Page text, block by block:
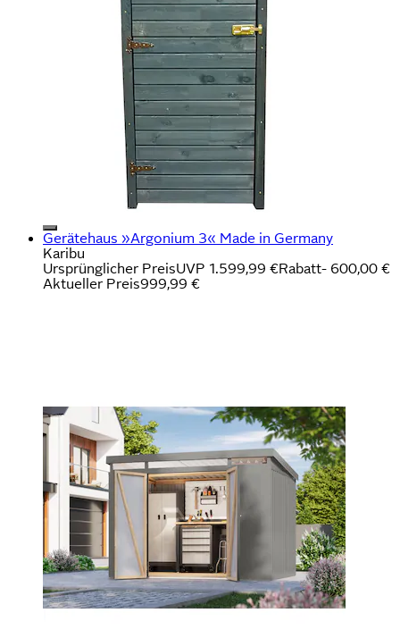
Gerätehaus »Argonium 3« Made in Germany
Karibu
Ursprünglicher PreisUVP 1.599,99 €Rabatt- 600,00 €
Aktueller Preis999,99 €